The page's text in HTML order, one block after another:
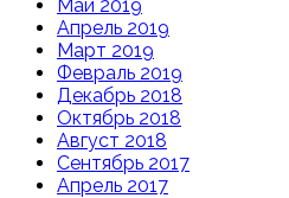
Май 2019
Апрель 2019
Март 2019
Февраль 2019
Декабрь 2018
Октябрь 2018
Август 2018
Сентябрь 2017
Апрель 2017